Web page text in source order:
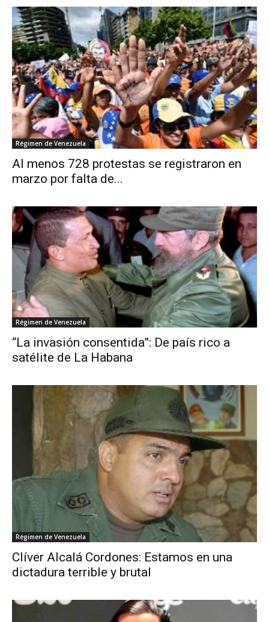
Régimen de Venezuela
Al menos 728 protestas se registraron en
marzo por falta de...
Régimen de Venezuela
“La invasión consentida”: De país rico a
satélite de La Habana
Régimen de Venezuela
Clíver Alcalá Cordones: Estamos en una
dictadura terrible y brutal